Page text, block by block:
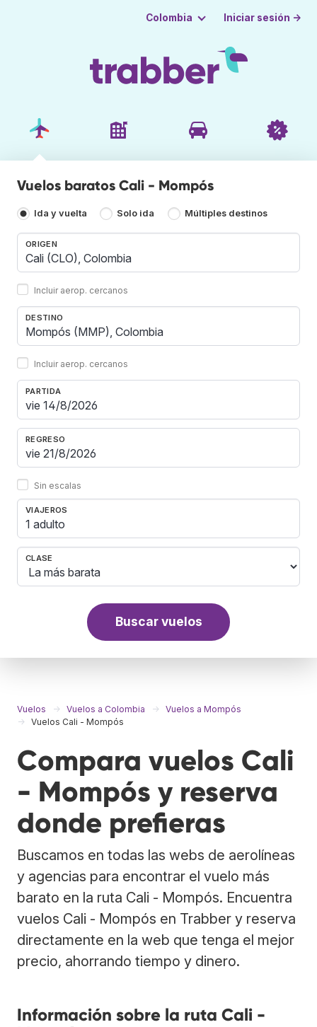
Colombia Iniciar sesión →
Vuelos baratos Cali - Mompós
Ida y vuelta Solo ida Múltiples destinos
ORIGEN
Incluir aerop. cercanos
DESTINO
Incluir aerop. cercanos
PARTIDA
REGRESO
Sin escalas
VIAJEROS
1 adulto
CLASE
Buscar vuelos
Vuelos Vuelos a Colombia
Vuelos a Mompós
Vuelos Cali - Mompós
Compara vuelos Cali
- Mompós y reserva
donde prefieras
Buscamos en todas las webs de aerolíneas
y agencias para encontrar el vuelo más
barato en la ruta Cali - Mompós. Encuentra
vuelos Cali - Mompós en Trabber y reserva
directamente en la web que tenga el mejor
precio, ahorrando tiempo y dinero.
Información sobre la ruta Cali -